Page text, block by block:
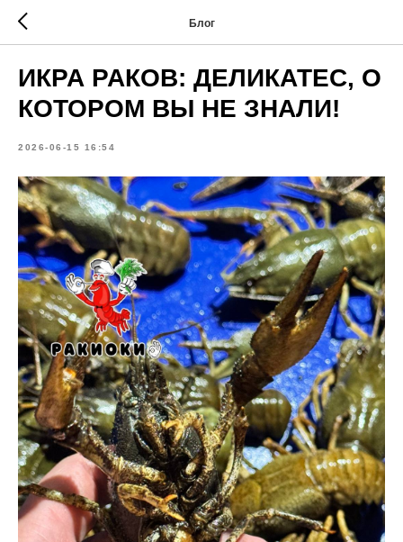
Блог
ИКРА РАКОВ: ДЕЛИКАТЕС, О
КОТОРОМ ВЫ НЕ ЗНАЛИ!
2026-06-15 16:54